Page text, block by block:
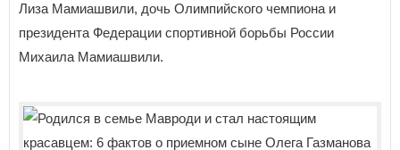
Лиза Мамиашвили, дочь Олимпийского чемпиона и
президента Федерации спортивной борьбы России
Михаила Мамиашвили.